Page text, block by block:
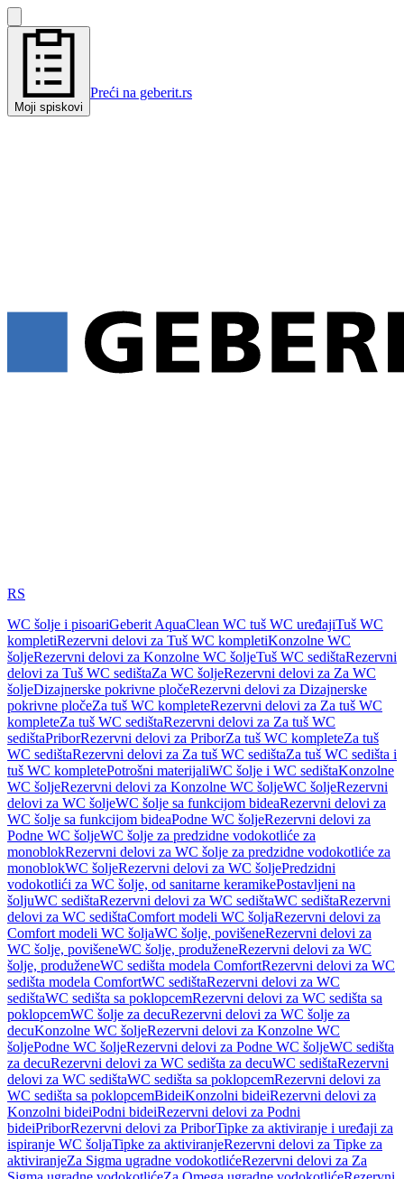
Moji spiskovi
Preći na geberit.rs
RS
WC šolje i pisoariGeberit AquaClean WC tuš WC uređajiTuš WC
kompletiRezervni delovi za Tuš WC kompletiKonzolne WC
šoljeRezervni delovi za Konzolne WC šoljeTuš WC sedištaRezervni
delovi za Tuš WC sedištaZa WC šoljeRezervni delovi za Za WC
šoljeDizajnerske pokrivne pločeRezervni delovi za Dizajnerske
pokrivne pločeZa tuš WC kompleteRezervni delovi za Za tuš WC
kompleteZa tuš WC sedištaRezervni delovi za Za tuš WC
sedištaPriborRezervni delovi za PriborZa tuš WC kompleteZa tuš
WC sedištaRezervni delovi za Za tuš WC sedištaZa tuš WC sedišta i
tuš WC kompletePotrošni materijaliWC šolje i WC sedištaKonzolne
WC šoljeRezervni delovi za Konzolne WC šoljeWC šoljeRezervni
delovi za WC šoljeWC šolje sa funkcijom bideaRezervni delovi za
WC šolje sa funkcijom bideaPodne WC šoljeRezervni delovi za
Podne WC šoljeWC šolje za predzidne vodokotliće za
monoblokRezervni delovi za WC šolje za predzidne vodokotliće za
monoblokWC šoljeRezervni delovi za WC šoljePredzidni
vodokotlići za WC šolje, od sanitarne keramikePostavljeni na
šoljuWC sedištaRezervni delovi za WC sedištaWC sedištaRezervni
delovi za WC sedištaComfort modeli WC šoljaRezervni delovi za
Comfort modeli WC šoljaWC šolje, povišeneRezervni delovi za
WC šolje, povišeneWC šolje, produženeRezervni delovi za WC
šolje, produženeWC sedišta modela ComfortRezervni delovi za WC
sedišta modela ComfortWC sedištaRezervni delovi za WC
sedištaWC sedišta sa poklopcemRezervni delovi za WC sedišta sa
poklopcemWC šolje za decuRezervni delovi za WC šolje za
decuKonzolne WC šoljeRezervni delovi za Konzolne WC
šoljePodne WC šoljeRezervni delovi za Podne WC šoljeWC sedišta
za decuRezervni delovi za WC sedišta za decuWC sedištaRezervni
delovi za WC sedištaWC sedišta sa poklopcemRezervni delovi za
WC sedišta sa poklopcemBideiKonzolni bideiRezervni delovi za
Konzolni bideiPodni bideiRezervni delovi za Podni
bideiPriborRezervni delovi za PriborTipke za aktiviranje i uređaji za
ispiranje WC šoljaTipke za aktiviranjeRezervni delovi za Tipke za
aktiviranjeZa Sigma ugradne vodokotlićeRezervni delovi za Za